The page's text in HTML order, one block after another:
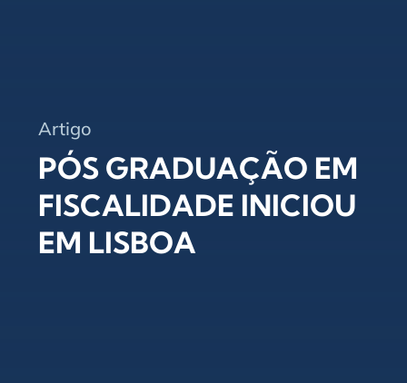
Artigo
PÓS GRADUAÇÃO EM
FISCALIDADE INICIOU
EM LISBOA